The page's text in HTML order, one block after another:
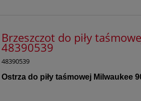
Brzeszczot do piły
48390539
48390539
Ostrza do piły taśmowej Milwaukee